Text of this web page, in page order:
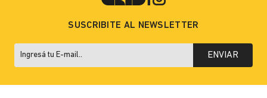
SUSCRIBITE AL NEWSLETTER
ENVIAR